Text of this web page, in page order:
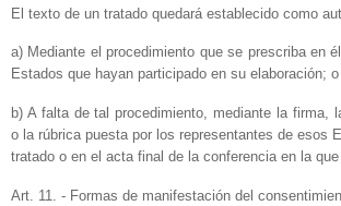
El texto de un tratado quedará establecido como
a) Mediante el procedimiento que se prescriba en
Estados que hayan participado en su elaboración; o
b) A falta de tal procedimiento, mediante la firma,
o la rúbrica puesta por los representantes de esos
tratado o en el acta final de la conferencia en la
Art. 11. - Formas de manifestación del